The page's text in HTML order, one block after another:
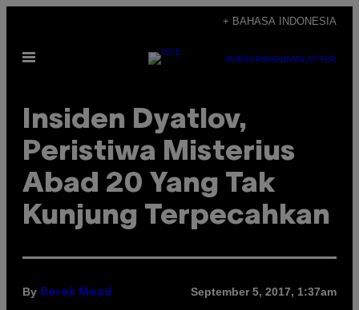
content
+ BAHASA INDONESIA
Open
SUBSCRIBENEWSLETTER
Insiden Dyatlov,
Peristiwa Misterius
Abad 20 Yang Tak
Kunjung Terpecahkan
By Derek Mead September 5, 2017, 1:37am